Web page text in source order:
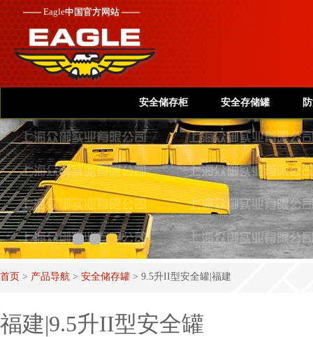
——Eagle中国官方网站 ——
安全储存柜 安全存储罐
首页 > 产品导航 > 安全储存罐 > 9.5升II型安全罐|福建
福建|9.5升II型安全罐